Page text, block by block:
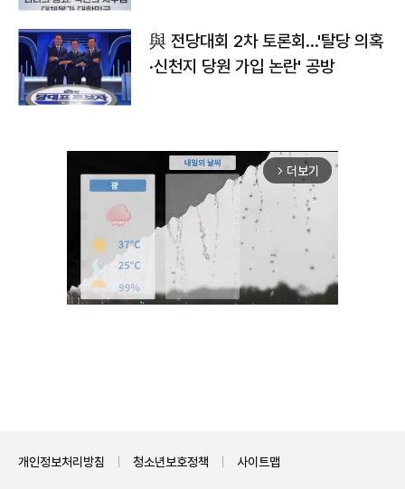
與 전당대회 2차 토론회…'탈당 의혹
·신천지 당원 가입 논란' 공방
arrow_forward_ios 더보기
개인정보처리방침 청소년보호정책 사이트맵